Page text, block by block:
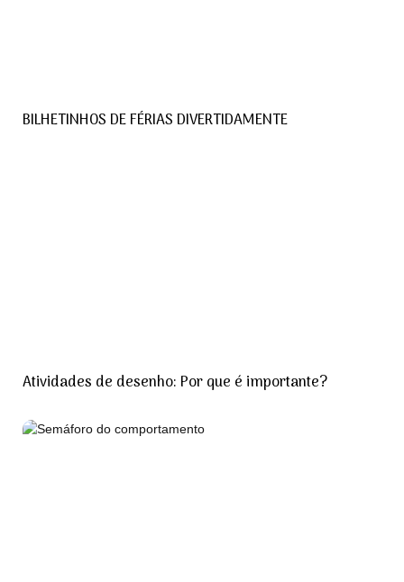
BILHETINHOS DE FÉRIAS DIVERTIDAMENTE
Atividades de desenho: Por que é importante?